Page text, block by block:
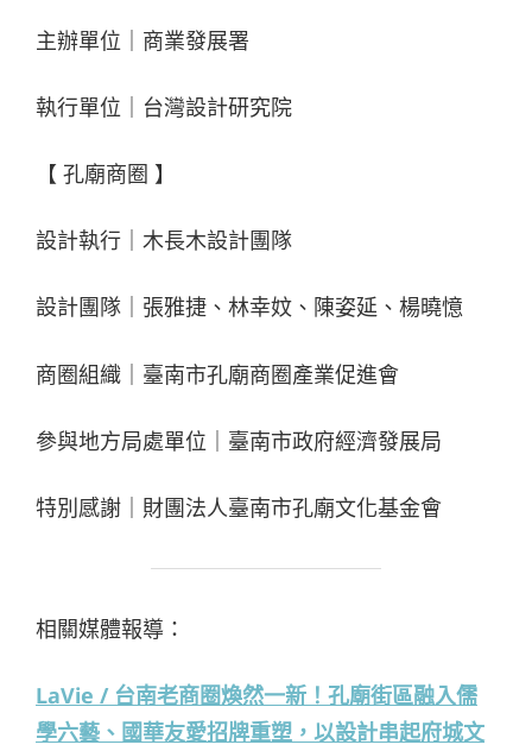
主辦單位｜商業發展署
執行單位｜台灣設計研究院
【 孔廟商圈 】
設計執行｜木長木設計團隊
設計團隊｜張雅捷、林幸妏、陳姿延、楊曉憶
商圈組織｜臺南市孔廟商圈產業促進會
參與地方局處單位｜臺南市政府經濟發展局
特別感謝｜財團法人臺南市孔廟文化基金會
相關媒體報導：
LaVie / 台南老商圈煥然一新！孔廟街區融入儒
學六藝、國華友愛招牌重塑，以設計串起府城文